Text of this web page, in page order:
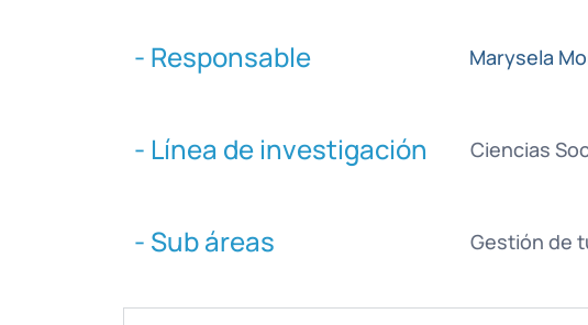
- Responsable Marysela
- Línea de investigación Ciencias
- Sub áreas Gestión de